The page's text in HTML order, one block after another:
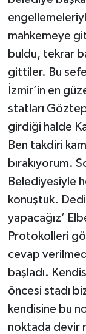
mahkemeye
buldu, tekrar
gittiler. Bu
İzmir’in en
statları
girdiği halde
Ben takdiri
bırakıyorum.
Belediyesiyle
konuştuk.
yapacağız’
Protokolleri
cevap
başladı.
öncesi stadı
kendisine bu
noktada devir